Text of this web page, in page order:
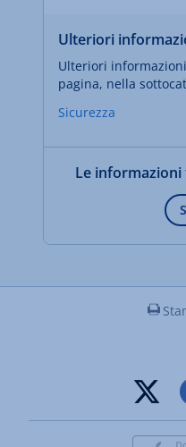
Ulteriori
Ulteriori
pagina, nella
Sicurezza
Le